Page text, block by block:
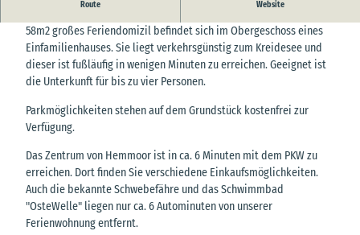
Route Website
58m2 großes Feriendomizil befindet sich im Obergeschoss eines
Einfamilienhauses. Sie liegt verkehrsgünstig zum Kreidesee und
dieser ist fußläufig in wenigen Minuten zu erreichen. Geeignet ist
die Unterkunft für bis zu vier Personen.
Parkmöglichkeiten stehen auf dem Grundstück kostenfrei zur
Verfügung.
Das Zentrum von Hemmoor ist in ca. 6 Minuten mit dem PKW zu
erreichen. Dort finden Sie verschiedene Einkaufsmöglichkeiten.
Auch die bekannte Schwebefähre und das Schwimmbad
"OsteWelle" liegen nur ca. 6 Autominuten von unserer
Ferienwohnung entfernt.